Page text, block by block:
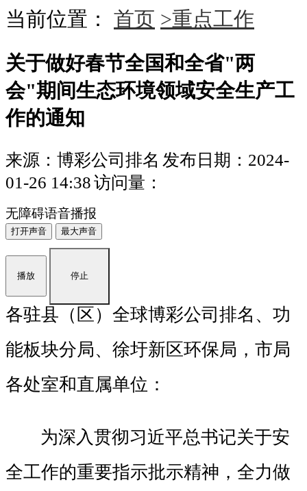
当前位置： 首页 >重点工作
关于做好春节全国和全省"两
会"期间生态环境领域安全生产工
作的通知
来源：博彩公司排名 发布日期：2024-
01-26 14:38访问量：
无障碍语音播报
打开声音 最大声音
播放 停止
各驻县（区）全球博彩公司排名、功
能板块分局、徐圩新区环保局，市局
各处室和直属单位：
为深入贯彻习近平总书记关于安
全工作的重要指示批示精神，全力做